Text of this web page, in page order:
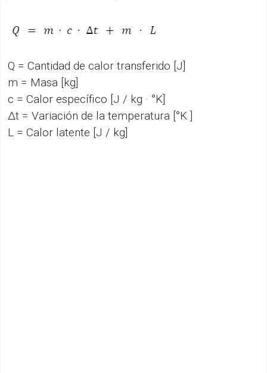
Q = Cantidad de calor transferido [J]
m = Masa [kg]
c = Calor específico [J / kg · °K]
Δt = Variación de la temperatura [°K ]
L = Calor latente [J / kg]